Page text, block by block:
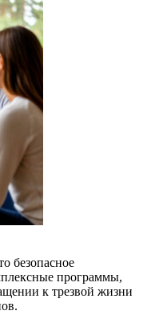
безопасное
программы,
к трезвой жизни